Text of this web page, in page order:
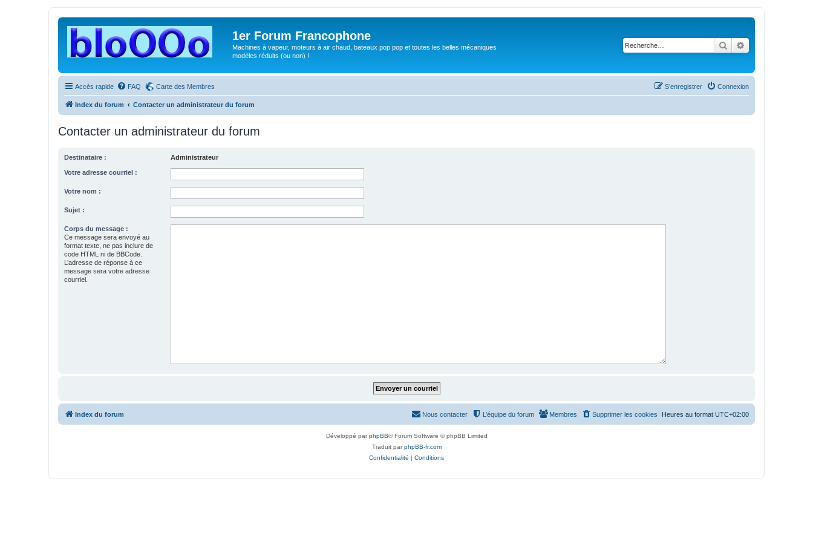
1er Forum Francophone
Machines à vapeur, moteurs à air chaud, bateaux pop pop et toutes les belles mécaniques
modèles réduits (ou non) !
Rechercher
Accès rapide FAQ Carte des Membres Connexion
S’enregistrer
Index du forum Contacter un administrateur du forum
Contacter un administrateur du forum
Destinataire : Administrateur
Votre adresse courriel :
Votre nom :
Sujet :
Corps du message :
Ce message sera envoyé au
format texte, ne pas inclure de
code HTML ni de BBCode.
L’adresse de réponse à ce
message sera votre adresse
courriel.
Index du forum Heures au format UTC+02:00
Supprimer les cookies
Membres
L’équipe du forum
Nous contacter
Développé parphpBB® Forum Software © phpBB Limited
Traduit parphpBB-fr.com
Confidentialité | Conditions